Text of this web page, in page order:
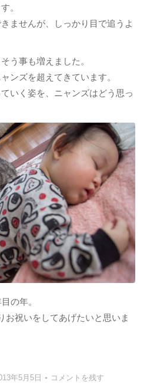
。
ませんが、しっかり目で追うよ
う事も増えました。
ンズを超えてきています。
いく姿を、ニャンズはどう思っ
の年。
お祝いをしてあげたいと思いま
年5月5日 コメントを残す